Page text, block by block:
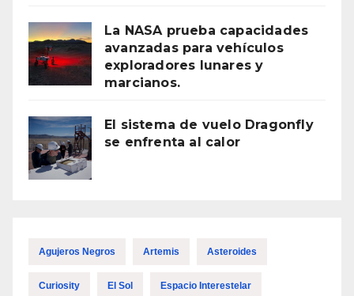
La NASA prueba capacidades
avanzadas para vehículos
exploradores lunares y
marcianos.
El sistema de vuelo Dragonfly
se enfrenta al calor
Agujeros Negros Artemis Asteroides
Curiosity El Sol Espacio Interestelar